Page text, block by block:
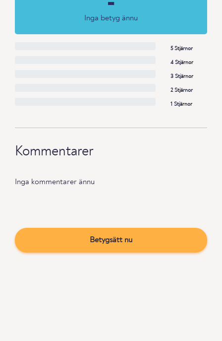
Inga betyg ännu
5 Stjärnor
4 Stjärnor
3 Stjärnor
2 Stjärnor
1 Stjärnor
Kommentarer
Inga kommentarer ännu
Betygsätt nu